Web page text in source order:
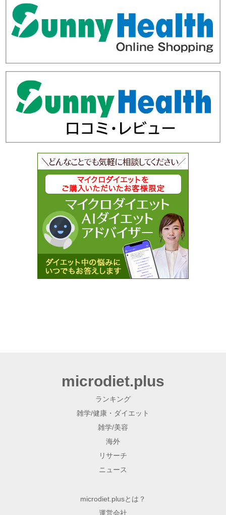
microdiet.plus
ランキング
雑学/健康・ダイエット
雑学/美容
海外
リサーチ
ニュース
microdiet.plusとは？
運営会社